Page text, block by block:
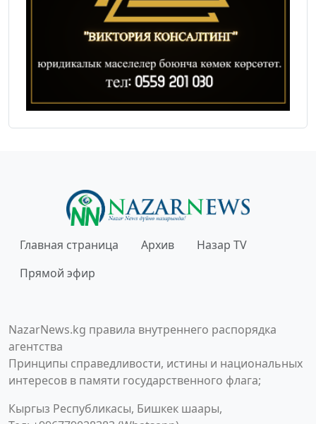
Главная страница Архив
Назар TV
Прямой эфир
NazarNews.kg правила внутреннего распорядка
агентства
Принципы справедливости, истины и национальных
интересов в памяти государственного флага;
Кыргыз Республикасы, Бишкек шаары,